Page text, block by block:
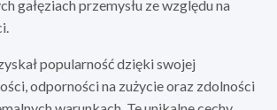
gałęziach przemysłu ze względu na
popularność dzięki swojej
odporności na zużycie oraz zdolności